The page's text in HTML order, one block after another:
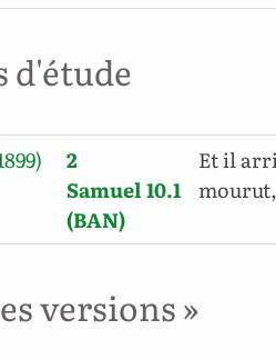
d'étude
2
Samuel 10.1
(BAN)
Et il
versions »